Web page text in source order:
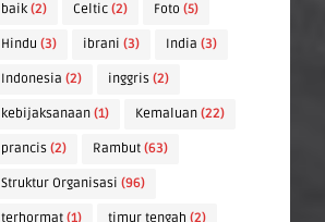
baik (2) Celtic (2) Foto (5)
Hindu (3) ibrani (3) India (3)
Indonesia (2) inggris (2)
kebijaksanaan (1) Kemaluan (22)
prancis (2) Rambut (63)
Struktur Organisasi (96)
terhormat (1) timur tengah (2)